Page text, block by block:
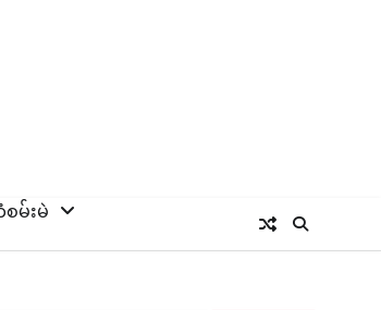
မ်းမဲ